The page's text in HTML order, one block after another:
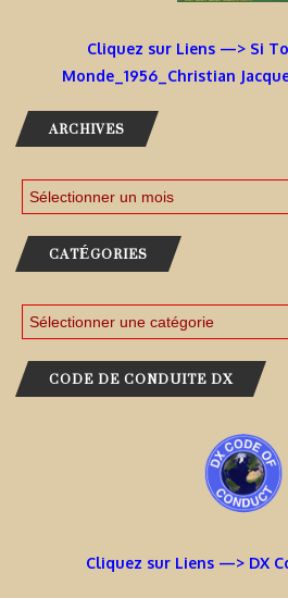
Cliquez sur Liens —> Si
Monde_1956_Christian
ARCHIVES
CATÉGORIES
CODE DE CONDUITE DX
Cliquez sur Liens —> DX